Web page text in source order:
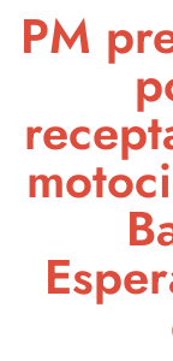
PM